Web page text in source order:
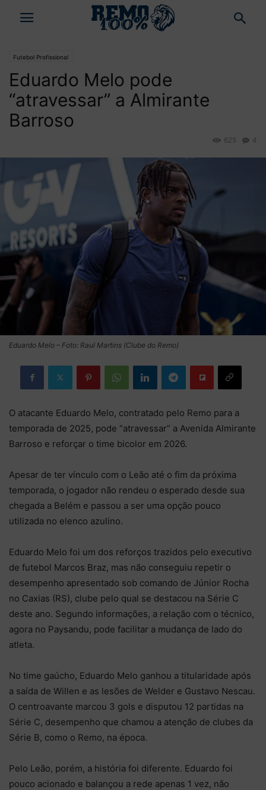
Futebol Profissional
Eduardo Melo pode
“atravessar” a Almirante
Barroso
4
625
Eduardo Melo – Foto: Raul Martins (Clube do Remo)
O atacante Eduardo Melo, contratado pelo Remo para a
temporada de 2025, pode “atravessar” a Avenida Almirante
Barroso e reforçar o time bicolor em 2026.
Apesar de ter vínculo com o Leão até o fim da próxima
temporada, o jogador não rendeu o esperado desde sua
chegada a Belém e passou a ser uma opção pouco
utilizada no elenco azulino.
Eduardo Melo foi um dos reforços trazidos pelo executivo
de futebol Marcos Braz, mas não conseguiu repetir o
desempenho apresentado sob comando de Júnior Rocha
no Caxias (RS), clube pelo qual se destacou na Série C
deste ano. Segundo informações, a relação com o técnico,
agora no Paysandu, pode facilitar a mudança de lado do
atleta.
No time gaúcho, Eduardo Melo ganhou a titularidade após
a saída de Willen e as lesões de Welder e Gustavo Nescau.
O centroavante marcou 3 gols e disputou 12 partidas na
Série C, desempenho que chamou a atenção de clubes da
Série B, como o Remo, na época.
Pelo Leão, porém, a história foi diferente. Eduardo foi
pouco acionado e balançou a rede apenas 1 vez, não